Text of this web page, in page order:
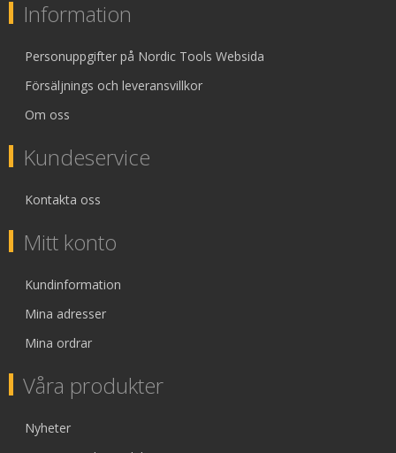
Information
Personuppgifter på Nordic Tools Websida
Försäljnings och leveransvillkor
Om oss
Kundeservice
Kontakta oss
Mitt konto
Kundinformation
Mina adresser
Mina ordrar
Våra produkter
Nyheter